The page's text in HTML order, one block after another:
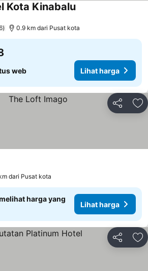
Kota KinabaluLihat harga
0.9 km dari Pusat kota
web Lihat harga
Bagikan
dari Pusat kota
harga yang
Lihat harga
Bagikan